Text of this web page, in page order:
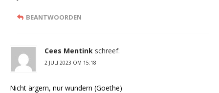
BEANTWOORDEN
Cees Mentink schreef:
2 JULI 2023 OM 15:18
Nicht ärgern, nur wundern (Goethe)